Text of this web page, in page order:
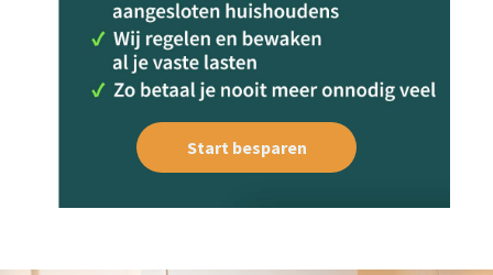
Start besparen